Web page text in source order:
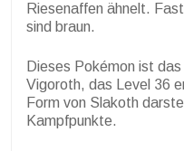
Riesenaffen ähnelt.
sind braun.
Dieses Pokémon ist
Vigoroth, das Level 36
Form von Slakoth
Kampfpunkte.